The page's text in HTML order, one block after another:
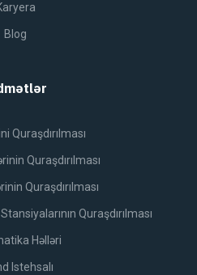
Blog
Quraşdırılması
Quraşdırılması
Quraşdırılması
Quraşdırılması
Həlləri
Istehsalı